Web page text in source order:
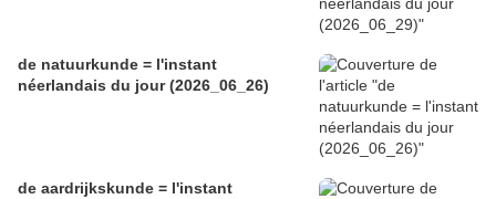
de natuurkunde = l'instant
néerlandais du jour (2026_06_26)
de aardrijkskunde = l'instant